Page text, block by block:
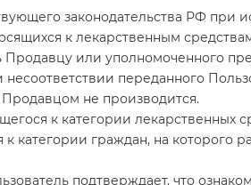
законодательства РФ при
к лекарственным
Продавцу или уполномоченного
несоответствии переданного
не производится.
к категории
к категории граждан, на которого
подтверждает, что